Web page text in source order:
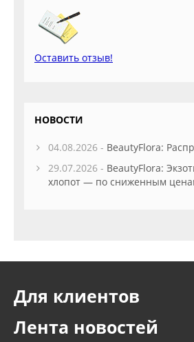
Оставить отзыв!
НОВОСТИ
04.08.2026 - BeautyFlora:
29.07.2026 - BeautyFlora:
хлопот — по сниженным
Для клиентов
Лента новостей